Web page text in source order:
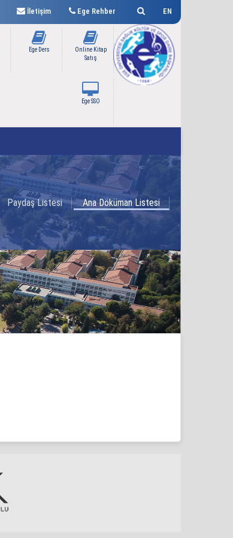
EN
Ege Rehber
İletişim
Online Kitap
Satış
Ege Ders
Ege SSO
Paydaş Listesi
Ana Döküman Listesi